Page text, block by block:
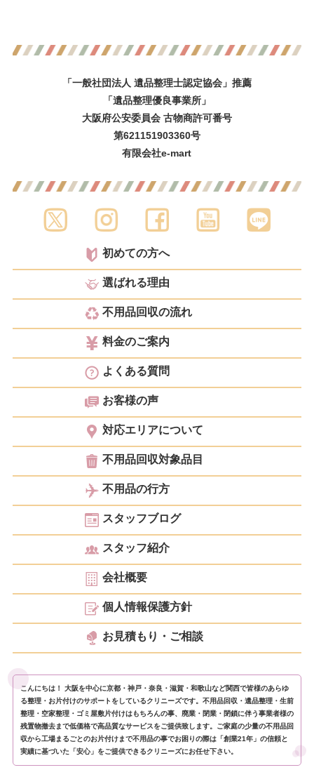
「一般社団法人 遺品整理士認定協会」推薦
「遺品整理優良事業所」
大阪府公安委員会 古物商許可番号
第621151903360号
有限会社e-mart
初めての方へ
選ばれる理由
不用品回収の流れ
料金のご案内
よくある質問
お客様の声
対応エリアについて
不用品回収対象品目
不用品の行方
スタッフブログ
スタッフ紹介
会社概要
個人情報保護方針
お見積もり・ご相談
こんにちは！ 大阪を中心に京都・神戸・奈良・滋賀・和歌山など関西で皆様のあらゆ
る整理・お片付けのサポートをしているクリニーズです。不用品回収・遺品整理・生前
整理・空家整理・ゴミ屋敷片付けはもちろんの事、廃業・閉業・閉鎖に伴う事業者様の
残置物撤去まで低価格で高品質なサービスをご提供致します。ご家庭の少量の不用品回
収から工場まるごとのお片付けまで不用品の事でお困りの際は「創業21年」の信頼と
実績に基づいた「安心」をご提供できるクリニーズにお任せ下さい。